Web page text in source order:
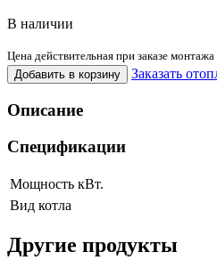
В наличии
Цена действительная при заказе монтажа
Добавить в корзину
Заказать
Описание
Спецификации
Мощность кВт.
Вид котла
Другие продукты